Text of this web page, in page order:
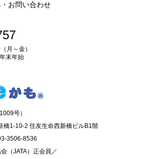
お問い合わせ
月～金）
末年始
号）
橋1-10-2 住友生命西新橋ビルB1階
3506-8536
（JATA）正会員／